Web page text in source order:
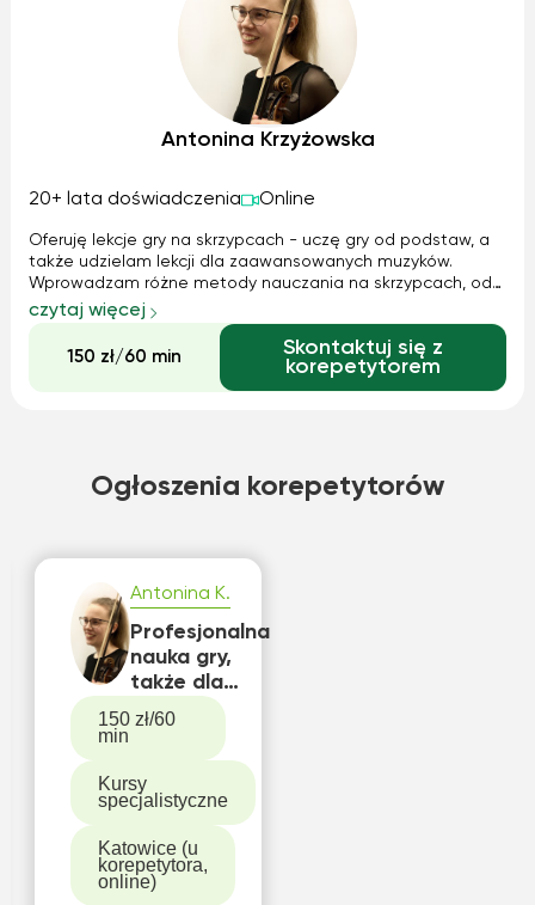
Antonina Krzyżowska
20+ lata doświadczenia Online
Oferuję lekcje gry na skrzypcach - uczę gry od podstaw, a
także udzielam lekcji dla zaawansowanych muzyków.
Wprowadzam różne metody nauczania na skrzypcach, od
szerokiej gamy klasycznych metod i szkół skrzypcowych,
Metody Suzuki, po naukę improwizacji i gry rozrywkowej - w
zależności od wieku i potrzeb indywidualnych ucznia. Bez
problemu doradzę przy zakupie instrumentu. Posiadam
także kilka par skrzypiec, więc nie ma potrzeby posiadania
czytaj więcej
150 zł/60 min
Skontaktuj się z
korepetytorem
Ogłoszenia korepetytorów
Antonina K.
Profesjonalna
nauka gry,
także dla
dorosłych.
Trwają zapisy.
Wynajem
skrzypiec za
darmo
150 zł/60
min
Kursy
specjalistyczne
Katowice (u
korepetytora,
online)